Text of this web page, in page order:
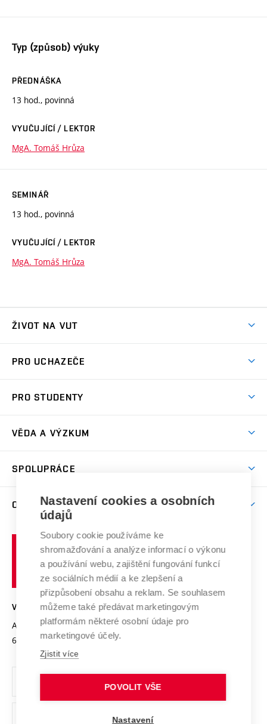
Typ (způsob) výuky
PŘEDNÁŠKA
13 hod., povinná
VYUČUJÍCÍ / LEKTOR
MgA. Tomáš Hrůza
SEMINÁŘ
13 hod., povinná
VYUČUJÍCÍ / LEKTOR
MgA. Tomáš Hrůza
ŽIVOT NA VUT
Koleje
Sport na VUT
Brno
PRO UCHAZEČE
Dny otevřených dveří
Celoživotní vzdělávání
E-přihláška
PRO STUDENTY
Harmonogram akademického roku
Závěrečné práce
Doktorské studium
Zpracování osobních údajů studentů
Sociální bezpečí
Studium bez bariér
Podpora podnikání
VĚDA A VÝZKUM
Mezinárodní vědecká rada
Systém zajišťování kvality výzkumu
Výzkumné infrastruktury
Transfer znalostí
Open Science
Projekty
Projekty ze strukturálních fondů
Specifický výzkum
SPOLUPRÁCE
Zahraniční spolupráce
Spolupráce se školami
Služby univerzity
Mezinárodní dohody
Univerzitní sítě
O UNIVERZITĚ
Profil univerzity
Udržitelná univerzita
Podnikavá univerzita / ContriBUTe
Bezpečná univerzita
Vyznamenání
Organizační struktura
Ochrana osobních údajů
učení
technické
VYSOKÉ UČENÍ TECHNICKÉ V BRNĚ
Antonínská 548/1
602 00 Brno
www.vut.cz
vut@vutbr.cz
Nastavení cookies a osobních
údajů
Soubory cookie používáme ke
shromažďování a analýze informací o výkonu
a používání webu, zajištění fungování funkcí
ze sociálních médií a ke zlepšení a
přizpůsobení obsahu a reklam. Se souhlasem
můžeme také předávat marketingovým
platformám některé osobní údaje pro
marketingové účely.
Zjistit více
POVOLIT VŠE
Nastavení